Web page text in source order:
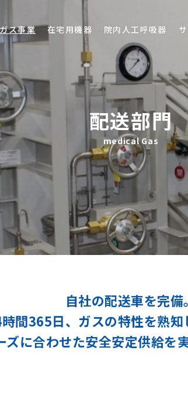
ス事業 在宅用機器 院内人工呼吸器
配送部門
medical Gas
自社の配送車を完備。
間365日、ガスの特性を熟知
ズに合わせた安全安定供給を